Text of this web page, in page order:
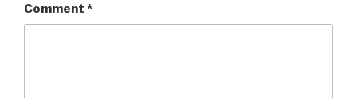
Comment *